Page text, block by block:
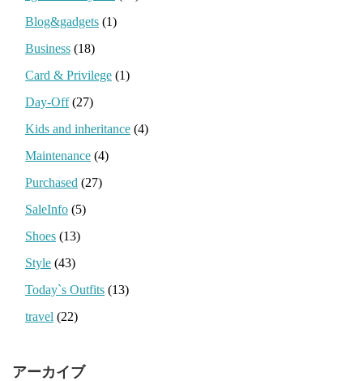
Blog&gadgets (1)
Business (18)
Card & Privilege (1)
Day-Off(27)
Kids and inheritance (4)
Maintenance (4)
Purchased (27)
SaleInfo (5)
Shoes (13)
Style (43)
Today`s Outfits (13)
travel (22)
アーカイブ